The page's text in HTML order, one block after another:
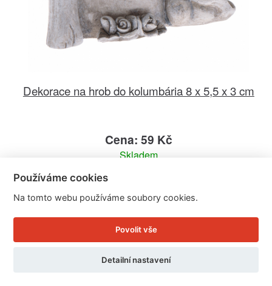
Dekorace na hrob do kolumbária 8 x 5,5 x 3 cm
Cena: 59 Kč
Skladem
Detail
Používáme cookies
Na tomto webu používáme soubory cookies.
Povolit vše
Detailní nastavení